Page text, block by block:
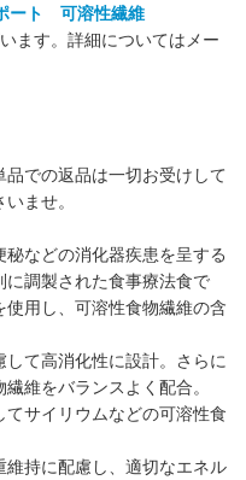
ート 可溶性繊維
ます。詳細についてはメー
での返品は一切お受けして
ませ。
などの消化器疾患を呈する
調製された食事療法食で
用し、可溶性食物繊維の含
して高消化性に設計。さらに
維をバランスよく配合。
てサイリウムなどの可溶性食
維持に配慮し、適切なエネル